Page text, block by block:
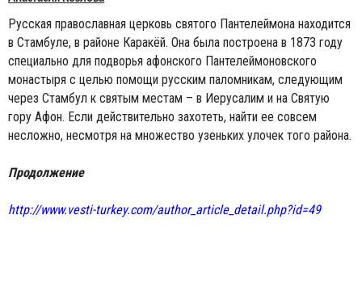
Русская православная церковь святого Пантелеймона находится
в Стамбуле, в районе Каракёй. Она была построена в 1873 году
специально для подворья афонского Пантелеймоновского
монастыря с целью помощи русским паломникам, следующим
через Стамбул к святым местам – в Иерусалим и на Святую
гору Афон. Если действительно захотеть, найти ее совсем
несложно, несмотря на множество узеньких улочек того района.
Продолжение
http://www.vesti-turkey.com/author_article_detail.php?id=49